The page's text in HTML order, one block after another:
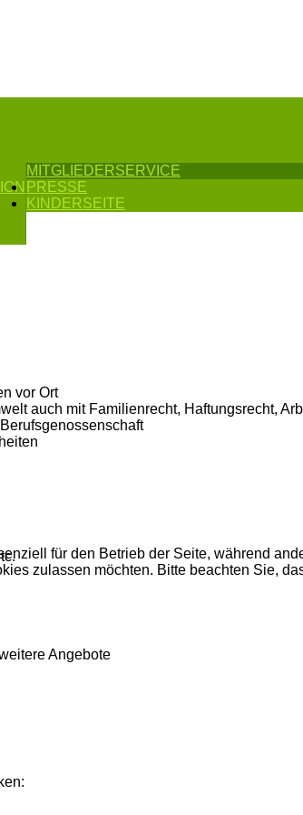
MITGLIEDERSERVICE
PRESSE
KINDERSEITE
vor Ort
auch mit Familienrecht, Haftungsrecht,
Angebote
für den Betrieb der Seite, während
zulassen möchten. Bitte beachten Sie,